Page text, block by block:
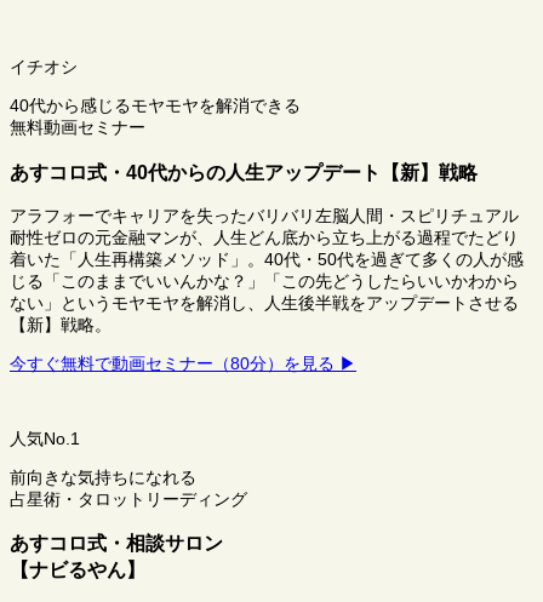
イチオシ
40代から感じるモヤモヤを解消できる
無料動画セミナー
あすコロ式・40代からの人生アップデート【新】戦略
アラフォーでキャリアを失ったバリバリ左脳人間・スピリチュアル
耐性ゼロの元金融マンが、人生どん底から立ち上がる過程でたどり
着いた「人生再構築メソッド」。40代・50代を過ぎて多くの人が感
じる「このままでいいんかな？」「この先どうしたらいいかわから
ない」というモヤモヤを解消し、人生後半戦をアップデートさせる
【新】戦略。
今すぐ無料で動画セミナー（80分）を見る ▶
人気No.1
前向きな気持ちになれる
占星術・タロットリーディング
あすコロ式・相談サロン
【ナビるやん】